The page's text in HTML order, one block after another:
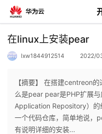
返
个
在linux上安装pear
lxw1844912514 2022/
【摘要】 在搭建centreon
么是pear pear是PHP扩展
Application Repository）的
一个代码仓库，简单地说，
有说明详细的安装...